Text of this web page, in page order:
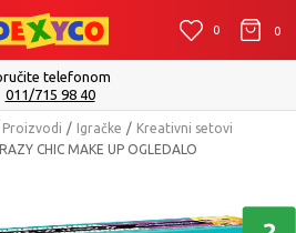
0 0 0
telefonom
011/715 98 40
Proizvodi Igračke
Kreativni setovi
CHIC MAKE UP OGLEDALO